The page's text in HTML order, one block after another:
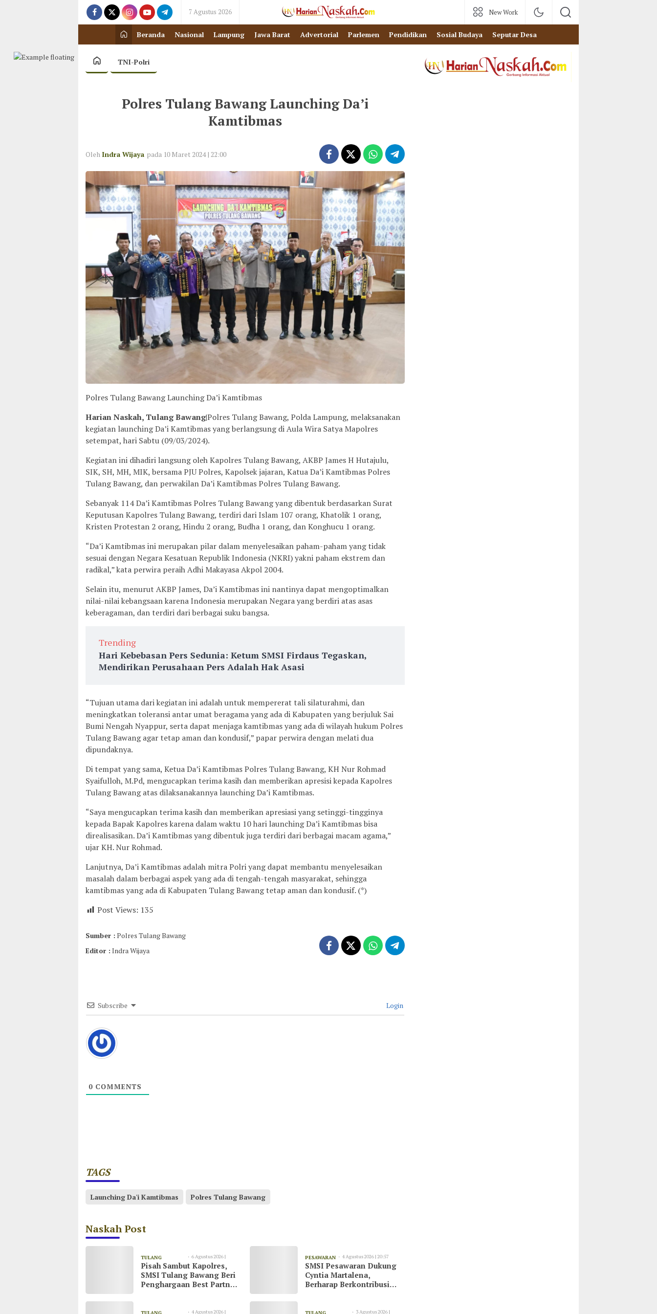
7 Agustus 2026 New Work
Beranda Nasional Lampung Jawa Barat Advertorial Parlemen Pendidikan Sosial Budaya Seputar Desa
TNI-Polri
Polres Tulang Bawang Launching Da’i
Kamtibmas
Oleh Indra Wijaya pada 10 Maret 2024 | 22:00
Polres Tulang Bawang Launching Da’i Kamtibmas
Harian Naskah, Tulang Bawang|Polres Tulang Bawang, Polda Lampung, melaksanakan
kegiatan launching Da’i Kamtibmas yang berlangsung di Aula Wira Satya Mapolres
setempat, hari Sabtu (09/03/2024).
Kegiatan ini dihadiri langsung oleh Kapolres Tulang Bawang, AKBP James H Hutajulu,
SIK, SH, MH, MIK, bersama PJU Polres, Kapolsek jajaran, Katua Da’i Kamtibmas Polres
Tulang Bawang, dan perwakilan Da’i Kamtibmas Polres Tulang Bawang.
Sebanyak 114 Da’i Kamtibmas Polres Tulang Bawang yang dibentuk berdasarkan Surat
Keputusan Kapolres Tulang Bawang, terdiri dari Islam 107 orang, Khatolik 1 orang,
Kristen Protestan 2 orang, Hindu 2 orang, Budha 1 orang, dan Konghucu 1 orang.
“Da’i Kamtibmas ini merupakan pilar dalam menyelesaikan paham-paham yang tidak
sesuai dengan Negara Kesatuan Republik Indonesia (NKRI) yakni paham ekstrem dan
radikal,” kata perwira peraih Adhi Makayasa Akpol 2004.
Selain itu, menurut AKBP James, Da’i Kamtibmas ini nantinya dapat mengoptimalkan
nilai-nilai kebangsaan karena Indonesia merupakan Negara yang berdiri atas asas
keberagaman, dan terdiri dari berbagai suku bangsa.
Trending
Hari Kebebasan Pers Sedunia: Ketum SMSI Firdaus Tegaskan,
Mendirikan Perusahaan Pers Adalah Hak Asasi
“Tujuan utama dari kegiatan ini adalah untuk mempererat tali silaturahmi, dan
meningkatkan toleransi antar umat beragama yang ada di Kabupaten yang berjuluk Sai
Bumi Nengah Nyappur, serta dapat menjaga kamtibmas yang ada di wilayah hukum Polres
Tulang Bawang agar tetap aman dan kondusif,” papar perwira dengan melati dua
dipundaknya.
Di tempat yang sama, Ketua Da’i Kamtibmas Polres Tulang Bawang, KH Nur Rohmad
Syaifulloh, M.Pd, mengucapkan terima kasih dan memberikan apresisi kepada Kapolres
Tulang Bawang atas dilaksanakannya launching Da’i Kamtibmas.
“Saya mengucapkan terima kasih dan memberikan apresiasi yang setinggi-tingginya
kepada Bapak Kapolres karena dalam waktu 10 hari launching Da’i Kamtibmas bisa
direalisasikan. Da’i Kamtibmas yang dibentuk juga terdiri dari berbagai macam agama,”
ujar KH. Nur Rohmad.
Lanjutnya, Da’i Kamtibmas adalah mitra Polri yang dapat membantu menyelesaikan
masalah dalam berbagai aspek yang ada di tengah-tengah masyarakat, sehingga
kamtibmas yang ada di Kabupaten Tulang Bawang tetap aman dan kondusif. (*)
Post Views: 135
Sumber : Polres Tulang Bawang
Editor : Indra Wijaya
Subscribe Login
0 COMMENTS
TAGS
Launching Da'i Kamtibmas Polres Tulang Bawang
Naskah Post
TULANG
BAWANG
6 Agustus 2026 |
08:55
Pisah Sambut Kapolres,
SMSI Tulang Bawang Beri
Penghargaan Best Partner
PESAWARAN 4 Agustus 2026 | 20:57
SMSI Pesawaran Dukung
Cyntia Martalena,
Berharap Berkontribusi
TULANG 4 Agustus 2026 | TULANG 3 Agustus 2026 |